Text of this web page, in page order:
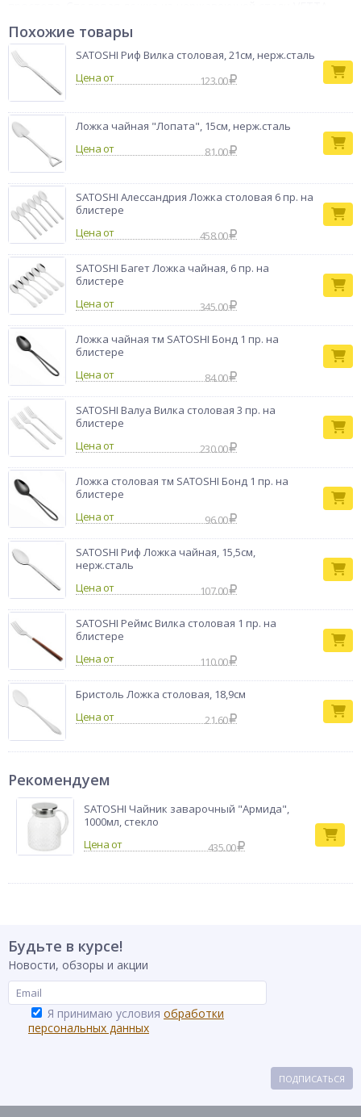
нагрева, взаимодействия с кислыми блюдами. Изделие не
темнеет, не деформируется и радует хозяйку безупречным
видом долгие десятилетия.
Тип товара
Ложка столовая
Бренд
Похожие товары
SATOSHI Риф Вилка столовая, 21см, нерж.сталь
Цена от
123.00
Ложка чайная "Лопата", 15см, нерж.сталь
Цена от
81.00
SATOSHI Алессандрия Ложка столовая 6 пр. на
блистере
Цена от
458.00
SATOSHI Багет Ложка чайная, 6 пр. на
блистере
Цена от
345.00
Ложка чайная тм SATOSHI Бонд 1 пр. на
блистере
Цена от
84.00
SATOSHI Валуа Вилка столовая 3 пр. на
блистере
Цена от
230.00
Ложка столовая тм SATOSHI Бонд 1 пр. на
блистере
Цена от
96.00
SATOSHI Риф Ложка чайная, 15,5см,
нерж.сталь
Цена от
107.00
SATOSHI Реймс Вилка столовая 1 пр. на
блистере
Цена от
110.00
Бристоль Ложка столовая, 18,9см
Цена от
21.60
Рекомендуем
SATOSHI Чайник заварочный "Армида",
1000мл, стекло
435.00
Будьте в курсе!
Новости, обзоры и акции
Я принимаю условия обработки
персональных данных
ПОДПИСАТЬСЯ